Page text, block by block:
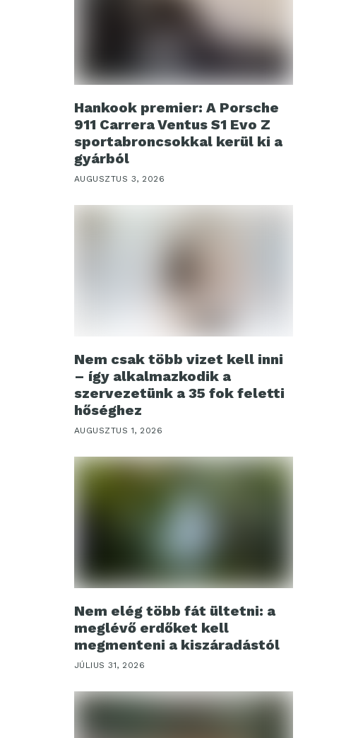
Hankook premier: A Porsche
911 Carrera Ventus S1 Evo Z
sportabroncsokkal kerül ki a
gyárból
AUGUSZTUS 3, 2026
Nem csak több vizet kell inni
– így alkalmazkodik a
szervezetünk a 35 fok feletti
hőséghez
AUGUSZTUS 1, 2026
Nem elég több fát ültetni: a
meglévő erdőket kell
megmenteni a kiszáradástól
JÚLIUS 31, 2026